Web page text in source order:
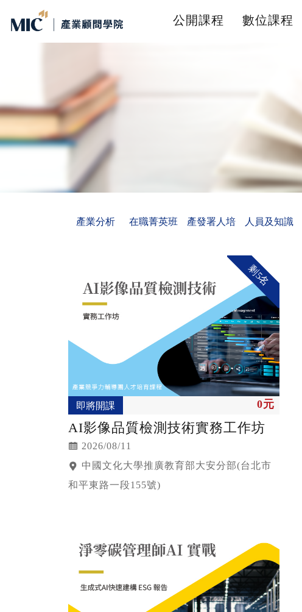
公開課程 數位課程
產業分析 在職菁英班 產發署人培 人員及知識
剩5名
即將開課 0元
AI影像品質檢測技術實務工作坊
2026/08/11
中國文化大學推廣教育部大安分部(台北市
和平東路一段155號)